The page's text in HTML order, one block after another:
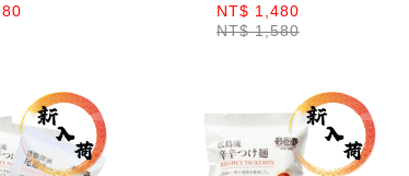
NT$ 1,480
NT$ 1,580